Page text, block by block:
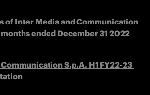
of Inter Media and Communication
ended December 31 2022
S.p.A. H1 FY22-23